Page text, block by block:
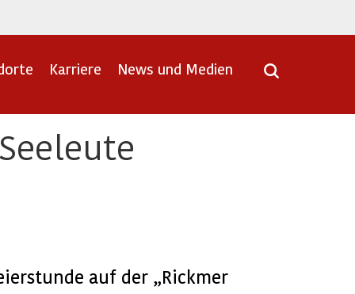
Karriere News und Medien
auf der „Rickmer